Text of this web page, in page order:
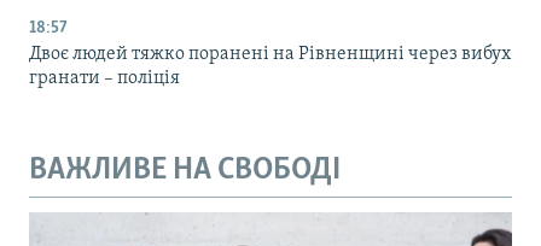
18:57
Двоє людей тяжко поранені на Рівненщині через вибух
гранати – поліція
ВАЖЛИВЕ НА СВОБОДІ